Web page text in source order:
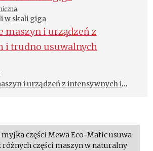
w skali giga
i urządzeń z intensywnych i
części Mewa Eco-Matic usuwa
różnych części maszyn w naturalny